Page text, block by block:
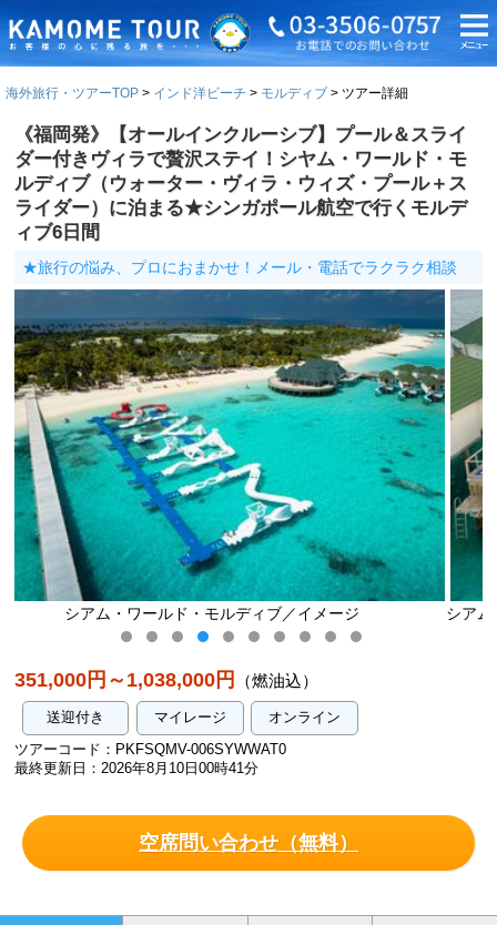
海外旅行・ツアーTOP インド洋ビーチ モルディブ ツアー詳細
《福岡発》【オールインクルーシブ】プール＆スライ
ダー付きヴィラで贅沢ステイ！シヤム・ワールド・モ
ルディブ（ウォーター・ヴィラ・ウィズ・プール＋ス
ライダー）に泊まる★シンガポール航空で行くモルデ
ィブ6日間
★旅行の悩み、プロにおまかせ！メール・電話でラクラク相談
シアム・ワールド（ウォーター・ヴィラ・ウィズ
ージ
351,000円～1,038,000円 （燃油込）
送迎付き マイレージ
オンライン
ツアーコード：PKFSQMV-006SYWWAT0
最終更新日：2026年8月10日00時41分
空席問い合わせ（無料）